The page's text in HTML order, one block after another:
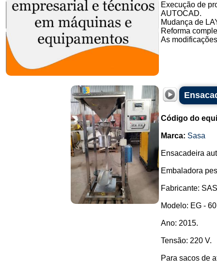
Execução de
AUTOCAD.
Mudança de
Reforma
As
Código do
Marca: Sasa
Ensacadeira
Embaladora
Fabricante:
Modelo: EG -
Ano: 2015.
Tensão: 220 V.
Para sacos de